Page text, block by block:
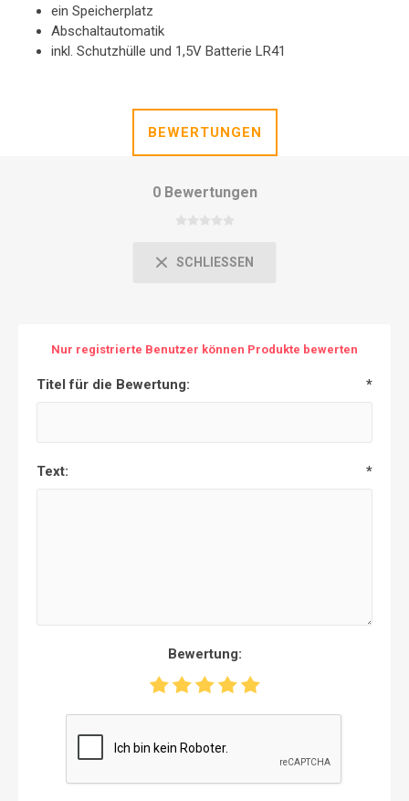
ein Speicherplatz
Abschaltautomatik
inkl. Schutzhülle und 1,5V Batterie LR41
BEWERTUNGEN
0 Bewertungen
SCHLIESSEN
Nur registrierte Benutzer können Produkte bewerten
Titel für die Bewertung: *
Text: *
Bewertung: